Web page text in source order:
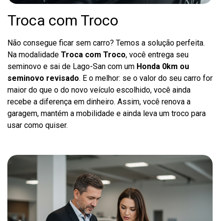
Troca com Troco
Não consegue ficar sem carro? Temos a solução perfeita.
Na modalidade Troca com Troco, você entrega seu
seminovo e sai de Lago-San com um Honda 0km ou
seminovo revisado. E o melhor: se o valor do seu carro for
maior do que o do novo veículo escolhido, você ainda
recebe a diferença em dinheiro. Assim, você renova a
garagem, mantém a mobilidade e ainda leva um troco para
usar como quiser.